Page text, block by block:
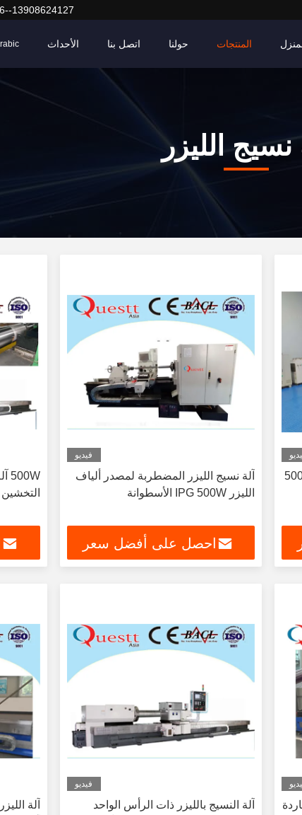
13908624127
المنتجات حولنا اتصل بنا الأحداث
نسيج الليزر
فيديو
آلة نسيج الليزر المضطربة لمصدر ألياف
الليزر IPG 500W الأسطوانة
احصل على أفضل سعر
فيديو
آلة النسيج بالليزر ذات الرأس الواحد
آلة